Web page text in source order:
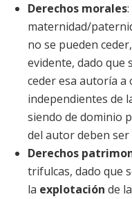
Derechos morales
maternidad/
no se pueden
evidente, dado que
ceder esa autoría
independientes de
siendo de dominio
del autor deben ser
Derechos
trifulcas, dado que
la explotación de